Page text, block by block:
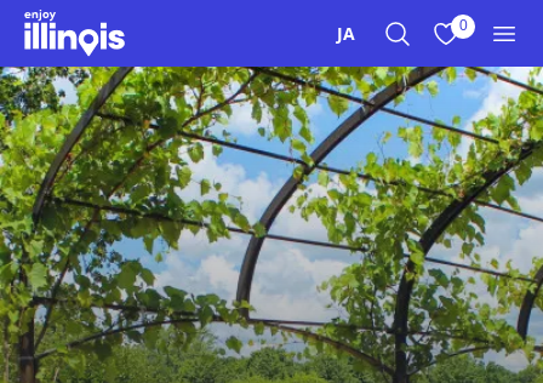
本文へスキップ
JA 0